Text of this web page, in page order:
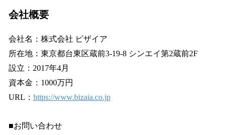
会社概要
会社名：株式会社 ビザイア
所在地：東京都台東区蔵前3-19-8 シンエイ第2蔵前2F
設立：2017年4月
資本金：1000万円
URL： https://www.bizaia.co.jp
■お問い合わせ